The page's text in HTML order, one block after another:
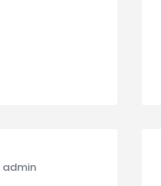
admin